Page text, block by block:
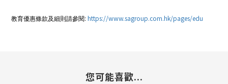
教育優惠條款及細則請參閱: https://www.sagroup.com.hk/pages/edu
您可能喜歡...